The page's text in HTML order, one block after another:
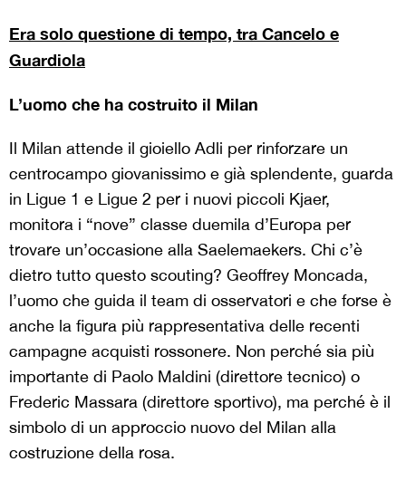
Era solo questione di tempo, tra Cancelo e
Guardiola
L’uomo che ha costruito il Milan
Il Milan attende il gioiello Adli per rinforzare un
centrocampo giovanissimo e già splendente, guarda
in Ligue 1 e Ligue 2 per i nuovi piccoli Kjaer,
monitora i “nove” classe duemila d’Europa per
trovare un’occasione alla Saelemaekers. Chi c’è
dietro tutto questo scouting? Geoffrey Moncada,
l’uomo che guida il team di osservatori e che forse è
anche la figura più rappresentativa delle recenti
campagne acquisti rossonere. Non perché sia più
importante di Paolo Maldini (direttore tecnico) o
Frederic Massara (direttore sportivo), ma perché è il
simbolo di un approccio nuovo del Milan alla
costruzione della rosa.